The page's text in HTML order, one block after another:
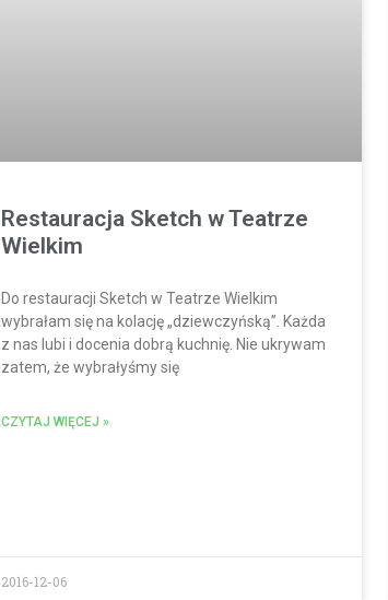
Restauracja Sketch w Teatrze
Wielkim
Do restauracji Sketch w Teatrze Wielkim
wybrałam się na kolację „dziewczyńską”. Każda
z nas lubi i docenia dobrą kuchnię. Nie ukrywam
zatem, że wybrałyśmy się
CZYTAJ WIĘCEJ »
2016-12-06